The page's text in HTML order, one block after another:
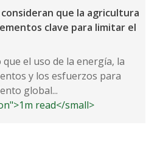
que la agricultura
clave para limitar el
el uso de la energía, la
y los esfuerzos para
global...
read</small>